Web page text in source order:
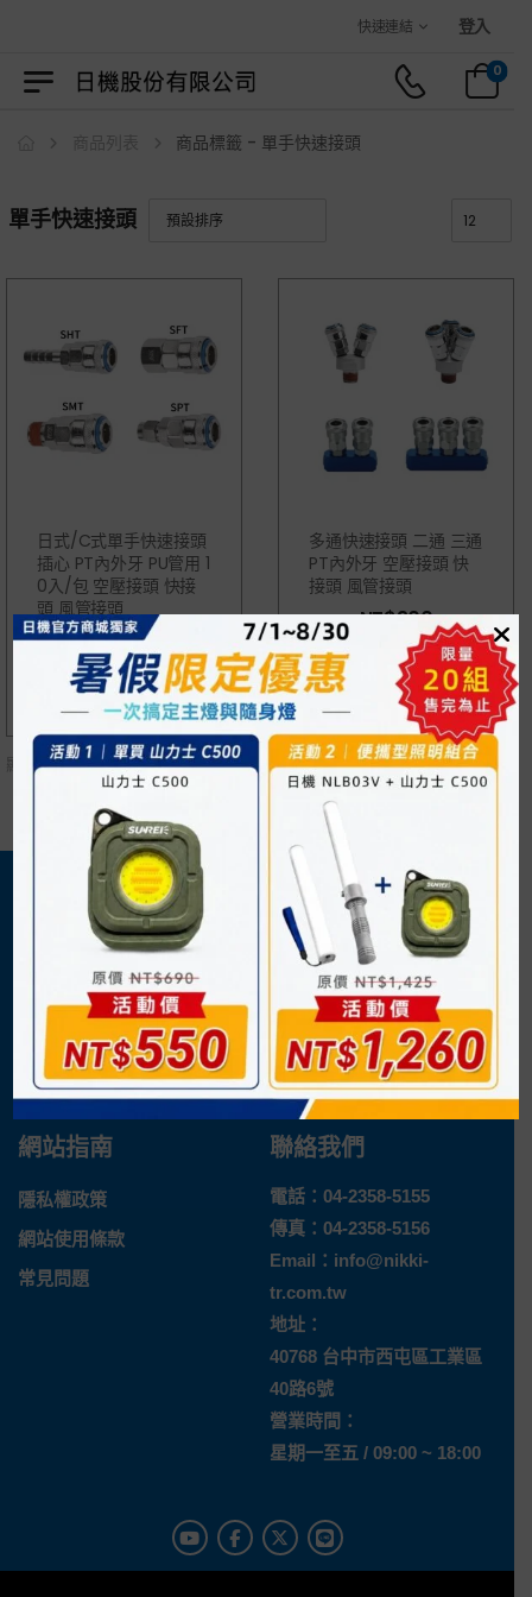
歡迎光臨日機官方購物商城！
快速連結 登入
0
商品標籤 - 單手快速接頭
單手快速接頭
日式/C式單手快速接頭
插心 PT內外牙 PU管用 1
0入/包 空壓接頭 快接
頭 風管接頭
NT$1,070
多通快速接頭 二通 三通
PT內外牙 空壓接頭 快
接頭 風管接頭
NT$300
顯示所有 2商品
關於我們
日機官方網站
企業概況
最新消息
購物須知
購物流程
付款方式
運送方式
退換貨說明
網站指南
隱私權政策
網站使用條款
常見問題
聯絡我們
電話： 04-2358-5155
傳真：04-2358-5156
Email： info@nikki-
tr.com.tw
地址：
40768 台中市西屯區工業區
40路6號
營業時間：
星期一至五 / 09:00 ~ 18:00